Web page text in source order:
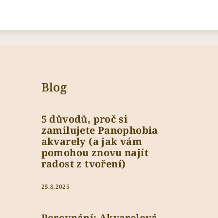
Blog
5 důvodů, proč si
zamilujete Panophobia
akvarely (a jak vám
pomohou znovu najít
radost z tvoření)
25.8.2025